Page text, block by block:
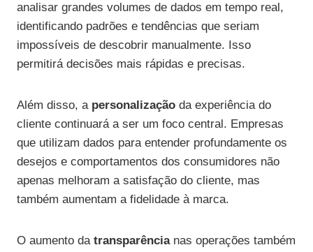
analisar grandes volumes de dados em tempo real,
identificando padrões e tendências que seriam
impossíveis de descobrir manualmente. Isso
permitirá decisões mais rápidas e precisas.
Além disso, a personalização da experiência do
cliente continuará a ser um foco central. Empresas
que utilizam dados para entender profundamente os
desejos e comportamentos dos consumidores não
apenas melhoram a satisfação do cliente, mas
também aumentam a fidelidade à marca.
O aumento da transparêncianas operações também